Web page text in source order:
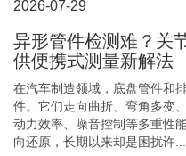
2026-07-29
异形管件检测难？关
供便携式测量新解法
在汽车制造领域，底盘管件和
件。它们走向曲折、弯角多变
动力效率、噪音控制等多重性
向还原，长期以来却是困扰许...